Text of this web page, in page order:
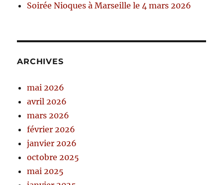
Soirée Nioques à Marseille le 4 mars 2026
ARCHIVES
mai 2026
avril 2026
mars 2026
février 2026
janvier 2026
octobre 2025
mai 2025